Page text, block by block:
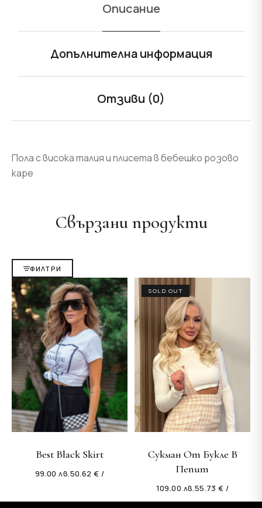
Описание
Допълнителна информация
Отзиви (0)
Пола с висока талия и плисета в бебешко розово
каре
Свързани продукти
ФИЛТРИ
Best Black Skirt
50.62 € /
99.00лв.
SOLD OUT
Сукман От Букле В
Пепит
55.73 € /
109.00 лв.